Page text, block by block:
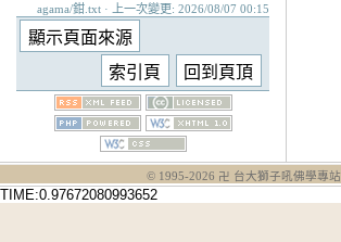
agama/鉗.txt · 上一次變更: 2026/08/07 00:15
© 1995-2026 卍 台大獅子吼佛學專站
TIME:0.97672080993652